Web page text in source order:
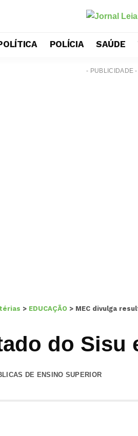
POLÍCIA SAÚDE
- PUBLICIDADE -
> EDUCAÇÃO > MEC divulga
do
DE ENSINO SUPERIOR